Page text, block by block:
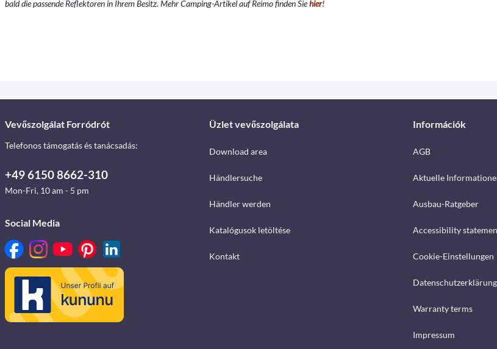
bald die passende Reflektoren in Ihrem Besitz. Mehr Camping-Artikel auf Reimo finden Siehier!
Vevőszolgálat Forródrót
Telefonos támogatás és tanácsadás:
+49 6150 8662-310
Mon-Fri, 10 am - 5 pm
Social Media
Üzlet vevőszolgálata
Download area
Händlersuche
Händler werden
Katalógusok letöltése
Kontakt
Információk
AGB
Aktuelle
Ausbau-Ratgeber
Accessibility
Cookie-Einstellungen
Datenschutzerklärung
Warranty terms
Impressum